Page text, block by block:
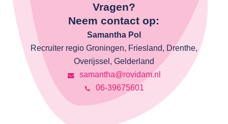
Vragen?
Neem contact op:
Samantha Pol
Recruiter regio Groningen, Friesland, Drenthe,
Overijssel, Gelderland
samantha@rovidam.nl
06-39675601